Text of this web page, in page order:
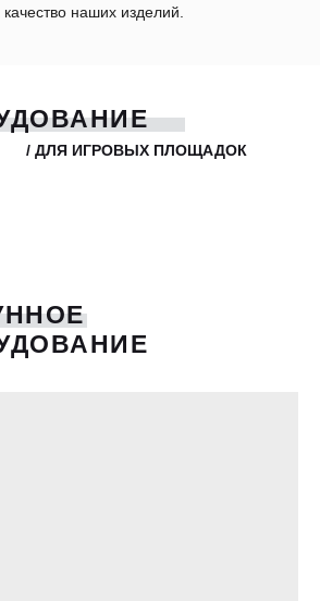
наших изделий.
/ ДЛЯ ИГРОВЫХ ПЛОЩАДОК